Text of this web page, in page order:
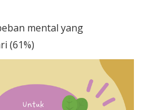
mental yang
(61%)